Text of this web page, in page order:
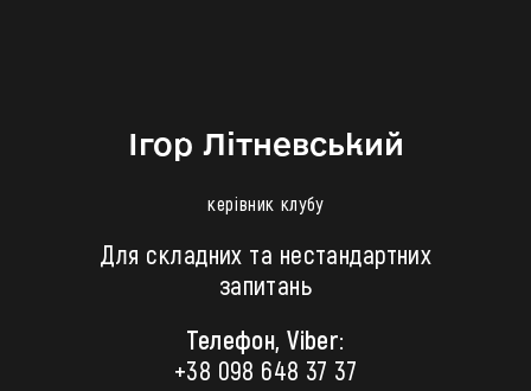
Ігор Літневський
керівник клубу
Для складних та нестандартних
запитань
Телефон, Viber:
+38 098 648 37 37